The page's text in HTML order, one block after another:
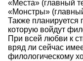
«Места» (главный
«Монстры»
Также планируется
которую войдут
При всей любви к
вряд ли сейчас
филологическому